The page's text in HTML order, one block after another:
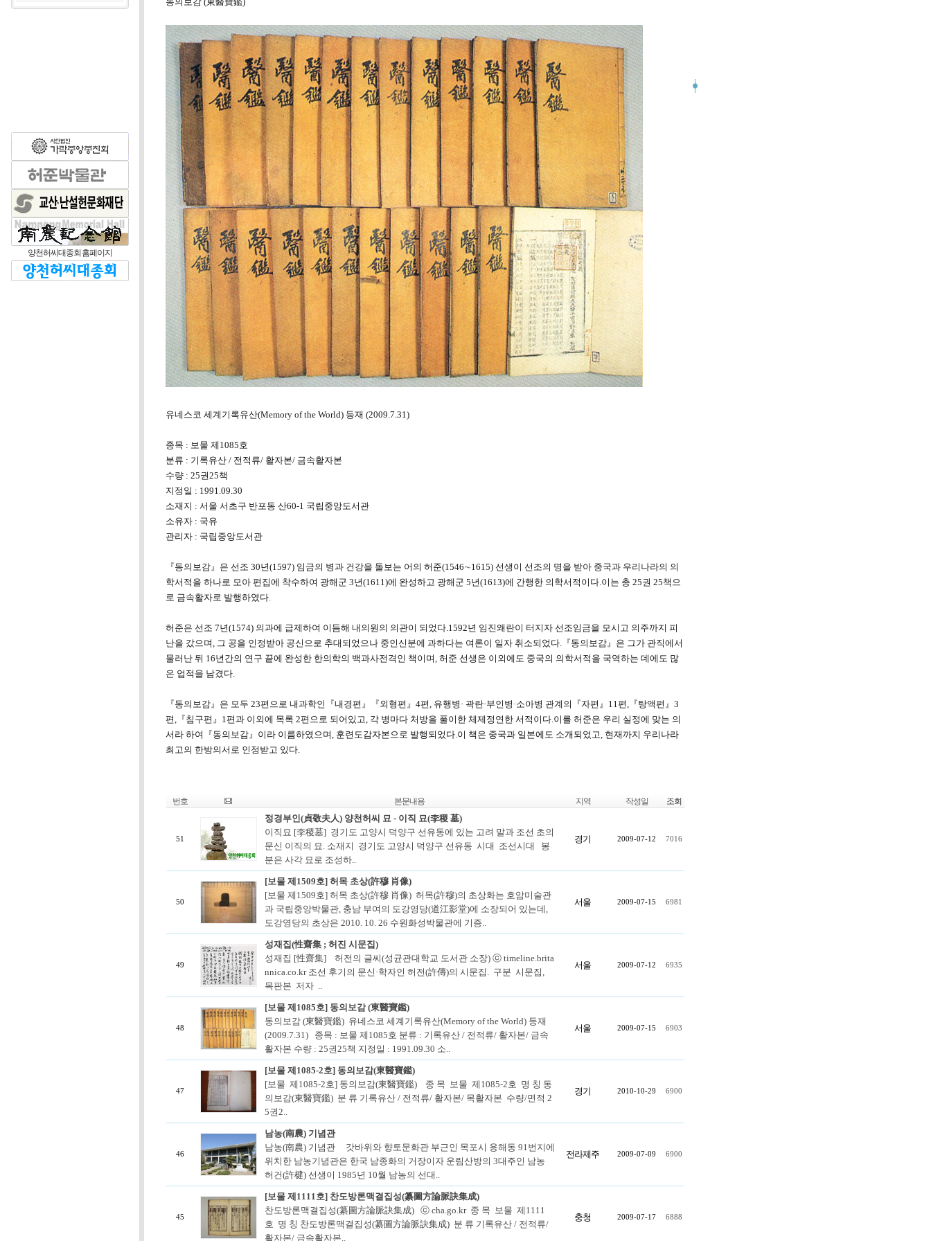
양천허씨대종회 홈페이지
유네스코 세계기록유산(Memory of the World) 등재 (2009.7.31)
종목 : 보물 제1085호
분류 : 기록유산 / 전적류/ 활자본/ 금속활자본
수량 : 25권25책
지정일 : 1991.09.30
소재지 : 서울 서초구 반포동 산60-1 국립중앙도서관
소유자 : 국유
관리자 : 국립중앙도서관
『동의보감』은 선조 30년(1597) 임금의 병과 건강을 돌보는 어의 허준(1546∼1615) 선생이 선조의 명을 받아 중국과 우리나라의 의
학서적을 하나로 모아 편집에 착수하여 광해군 3년(1611)에 완성하고 광해군 5년(1613)에 간행한 의학서적이다.이는 총 25권 25책으
로 금속활자로 발행하였다.
허준은 선조 7년(1574) 의과에 급제하여 이듬해 내의원의 의관이 되었다.1592년 임진왜란이 터지자 선조임금을 모시고 의주까지 피
난을 갔으며, 그 공을 인정받아 공신으로 추대되었으나 중인신분에 과하다는 여론이 일자 취소되었다.『동의보감』은 그가 관직에서
물러난 뒤 16년간의 연구 끝에 완성한 한의학의 백과사전격인 책이며, 허준 선생은 이외에도 중국의 의학서적을 국역하는 데에도 많
은 업적을 남겼다.
『동의보감』은 모두 23편으로 내과학인『내경편』『외형편』4편, 유행병· 곽란·부인병·소아병 관계의『자편』11편,『탕액편』3
편,『침구편』1편과 이외에 목록 2편으로 되어있고, 각 병마다 처방을 풀이한 체제정연한 서적이다.이를 허준은 우리 실정에 맞는 의
서라 하여『동의보감』이라 이름하였으며, 훈련도감자본으로 발행되었다.이 책은 중국과 일본에도 소개되었고, 현재까지 우리나라
최고의 한방의서로 인정받고 있다.
번호 본문내용 지역 작성일 조회
51
정경부인(貞敬夫人) 양천허씨 묘 - 이직 묘(李稷 墓)
이직묘 [李稷墓] 경기도 고양시 덕양구 선유동에 있는 고려 말과 조선 초의
문신 이직의 묘. 소재지 경기도 고양시 덕양구 선유동 시대 조선시대 봉
분은 사각 묘로 조성하..
경기 2009-07-12 7016
50
[보물 제1509호] 허목 초상(許穆 肖像)
[보물 제1509호] 허목 초상(許穆 肖像) 허목(許穆)의 초상화는 호암미술관
과 국립중앙박물관, 충남 부여의 도강영당(道江影堂)에 소장되어 있는데,
도강영당의 초상은 2010. 10. 26 수원화성박물관에 기증..
서울 2009-07-15 6981
49
성재집(性齋集 ; 허진 시문집)
성재집 [性齋集] 허전의 글씨(성균관대학교 도서관 소장) ⓒ timeline.brita
nnica.co.kr 조선 후기의 문신·학자인 허전(許傳)의 시문집. 구분 시문집,
목판본 저자 ..
서울 2009-07-12 6935
48
[보물 제1085호] 동의보감 (東醫寶鑑)
동의보감 (東醫寶鑑) 유네스코 세계기록유산(Memory of the World) 등재
(2009.7.31) 종목 : 보물 제1085호 분류 : 기록유산 / 전적류/ 활자본/ 금속
활자본 수량 : 25권25책 지정일 : 1991.09.30 소..
서울 2009-07-15 6903
47
[보물 제1085-2호] 동의보감(東醫寶鑑)
[보물 제1085-2호] 동의보감(東醫寶鑑) 종 목 보물 제1085-2호 명 칭 동
의보감(東醫寶鑑) 분 류 기록유산 / 전적류/ 활자본/ 목활자본 수량/면적 2
5권2..
경기 2010-10-29 6900
46
남농(南農) 기념관
남농(南農) 기념관 갓바위와 향토문화관 부근인 목포시 용해동 91번지에
위치한 남농기념관은 한국 남종화의 거장이자 운림산방의 3대주인 남농
허건(許楗) 선생이 1985년 10월 남농의 선대..
전라제주 2009-07-09 6900
45
[보물 제1111호] 찬도방론맥결집성(纂圖方論脈訣集成)
찬도방론맥결집성(纂圖方論脈訣集成) ⓒ cha.go.kr 종 목 보물 제1111
호 명 칭 찬도방론맥결집성(纂圖方論脈訣集成) 분 류 기록유산 / 전적류/
활자본/ 금속활자본..
충청 2009-07-17 6888